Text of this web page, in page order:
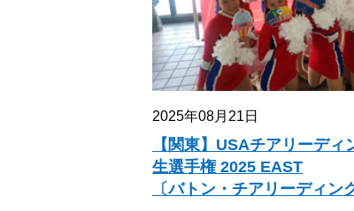
2025年08月21日
【関東】USAチアリーディ
生選手権 2025 EAST
〔バトン・チアリーディン